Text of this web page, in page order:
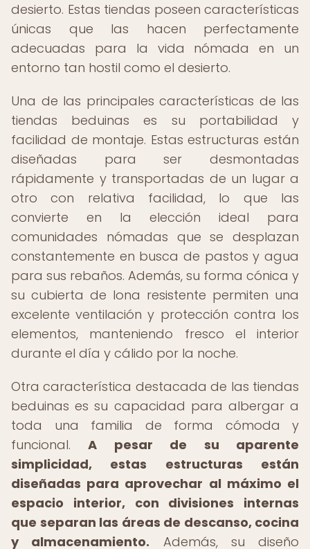
desierto. Estas tiendas poseen características
únicas que las hacen perfectamente
adecuadas para la vida nómada en un
entorno tan hostil como el desierto.
Una de las principales características de las
tiendas beduinas es su portabilidad y
facilidad de montaje. Estas estructuras están
diseñadas para ser desmontadas
rápidamente y transportadas de un lugar a
otro con relativa facilidad, lo que las
convierte en la elección ideal para
comunidades nómadas que se desplazan
constantemente en busca de pastos y agua
para sus rebaños. Además, su forma cónica y
su cubierta de lona resistente permiten una
excelente ventilación y protección contra los
elementos, manteniendo fresco el interior
durante el día y cálido por la noche.
Otra característica destacada de las tiendas
beduinas es su capacidad para albergar a
toda una familia de forma cómoda y
funcional.A pesar de su aparente
simplicidad, estas estructuras están
diseñadas para aprovechar al máximo el
espacio interior, con divisiones internas
que separan las áreas de descanso, cocina
y almacenamiento. Además, su diseño